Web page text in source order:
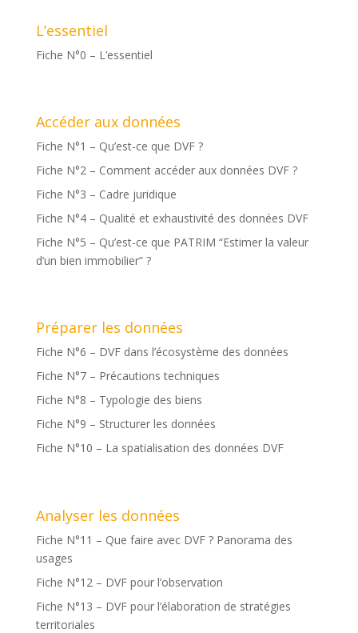
L’essentiel
Fiche N°0 – L’essentiel
Accéder aux données
Fiche N°1 – Qu’est-ce que DVF ?
Fiche N°2 – Comment accéder aux données DVF ?
Fiche N°3 – Cadre juridique
Fiche N°4 – Qualité et exhaustivité des données DVF
Fiche N°5 – Qu’est-ce que PATRIM “Estimer la valeur
d’un bien immobilier” ?
Préparer les données
Fiche N°6 – DVF dans l’écosystème des données
Fiche N°7 – Précautions techniques
Fiche N°8 – Typologie des biens
Fiche N°9 – Structurer les données
Fiche N°10 – La spatialisation des données DVF
Analyser les données
Fiche N°11 – Que faire avec DVF ? Panorama des
usages
Fiche N°12 – DVF pour l’observation
Fiche N°13 – DVF pour l’élaboration de stratégies
territoriales